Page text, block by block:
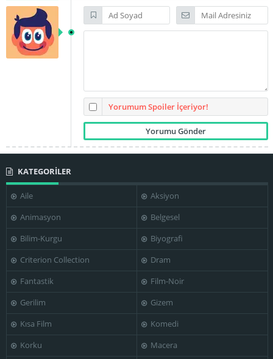
Sandra Bullock Shirley MacLaine Randa Haines
Yorumum Spoiler İçeriyor!
KATEGORİLER
Aile
Aksiyon
Animasyon
Belgesel
Bilim-Kurgu
Biyografi
Criterion Collection
Dram
Fantastik
Film-Noir
Gerilim
Gizem
Kısa Film
Komedi
Korku
Macera